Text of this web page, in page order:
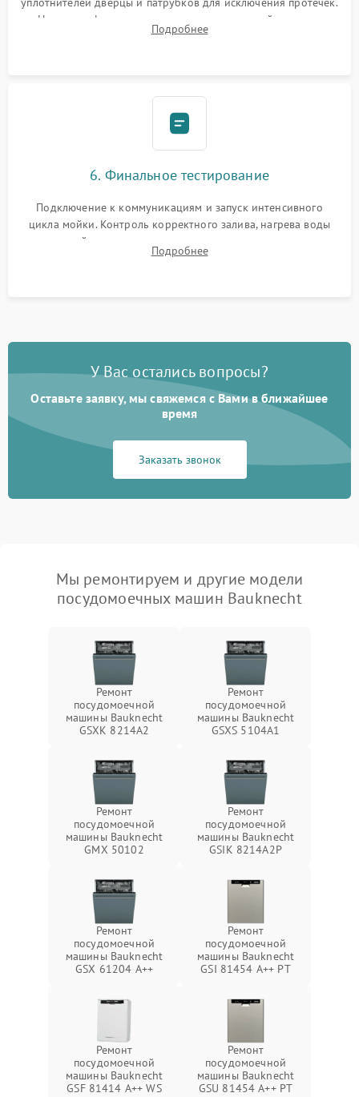
Надежная фиксация хомутов гидравлической системы,
сборка корпуса и установка датчика поплавка.
Подробнее
6. Финальное тестирование
Подключение к коммуникациям и запуск интенсивного
цикла мойки. Контроль корректного залива, нагрева воды
до нужной температуры, отсутствия посторонних шумов,
штатного слива и абсолютной сухости в поддоне.
Подробнее
У Вас остались вопросы?
Оставьте заявку, мы свяжемся с Вами в ближайшее
время
Заказать звонок
Мы ремонтируем и другие модели
посудомоечных машин Bauknecht
Ремонт
посудомоечной
машины Bauknecht
GSXK 8214A2
Ремонт
посудомоечной
машины Bauknecht
GSXS 5104A1
Ремонт
посудомоечной
машины Bauknecht
GMX 50102
Ремонт
посудомоечной
машины Bauknecht
GSIK 8214A2P
Ремонт
посудомоечной
машины Bauknecht
GSX 61204 A++
Ремонт
посудомоечной
машины Bauknecht
GSI 81454 A++ PT
Ремонт
посудомоечной
машины Bauknecht
GSF 81414 A++ WS
Ремонт
посудомоечной
машины Bauknecht
GSU 81454 A++ PT